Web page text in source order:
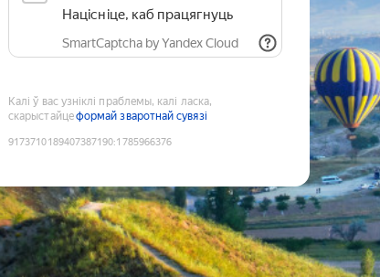
Націсніце, каб працягнуць
SmartCaptcha by Yandex Cloud
Калі ў вас узніклі праблемы, калі ласка,
скарыстайцеформай зваротнай сувязі
9173710189407387190:1785966376